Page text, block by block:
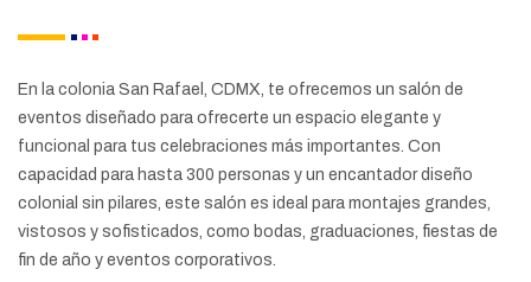
En la colonia San Rafael, CDMX, te ofrecemos un salón de
eventos diseñado para ofrecerte un espacio elegante y
funcional para tus celebraciones más importantes. Con
capacidad para hasta 300 personas y un encantador diseño
colonial sin pilares, este salón es ideal para montajes grandes,
vistosos y sofisticados, como bodas, graduaciones, fiestas de
fin de año y eventos corporativos.